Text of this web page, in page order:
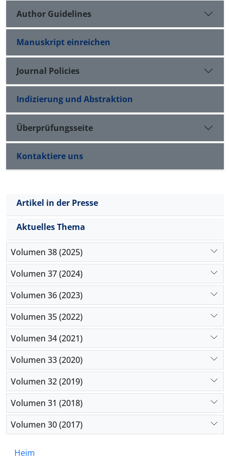
Author Guidelines
Manuskript einreichen
Journal Policies
Indizierung und Abstraktion
Überprüfungsseite
Kontaktiere uns
Artikel in der Presse
Aktuelles Thema
Volumen 38 (2025)
Volumen 37 (2024)
Volumen 36 (2023)
Volumen 35 (2022)
Volumen 34 (2021)
Volumen 33 (2020)
Volumen 32 (2019)
Volumen 31 (2018)
Volumen 30 (2017)
Heim